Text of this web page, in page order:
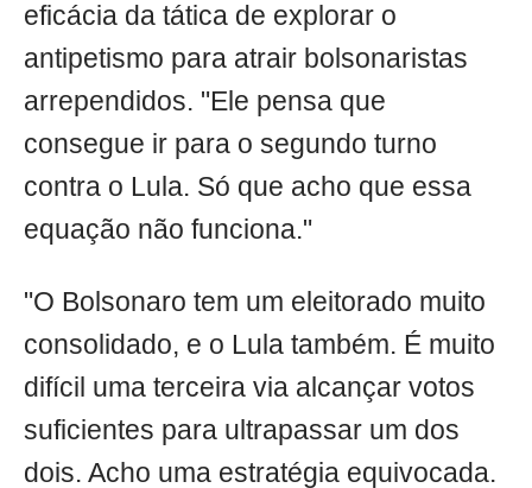
eficácia da tática de explorar o
antipetismo para atrair bolsonaristas
arrependidos. "Ele pensa que
consegue ir para o segundo turno
contra o Lula. Só que acho que essa
equação não funciona."
"O Bolsonaro tem um eleitorado muito
consolidado, e o Lula também. É muito
difícil uma terceira via alcançar votos
suficientes para ultrapassar um dos
dois. Acho uma estratégia equivocada.